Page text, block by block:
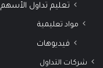
تعليم تداول الأسهم
مواد تعليمية
فيديوهات
شركات التداول